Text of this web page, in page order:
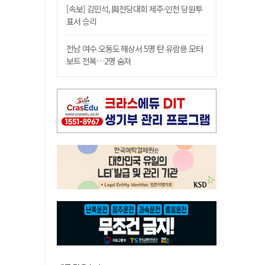
[속보] 김민석, 與전당대회 제주·인천 당원투
표서 승리
전남 여수 오동도 해상서 5명 탄 유람용 모터
보트 전복…2명 숨져